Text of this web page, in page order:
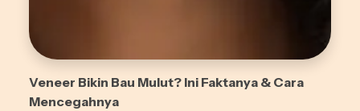
Veneer Bikin Bau Mulut? Ini Faktanya & Cara
Mencegahnya